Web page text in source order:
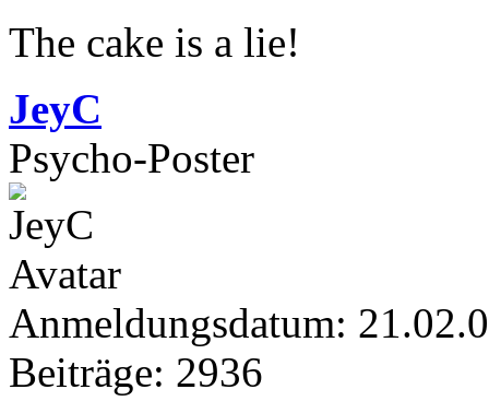
The cake is a lie!
JeyC
Psycho-Poster
Anmeldungsdatum:
Beiträge: 2936